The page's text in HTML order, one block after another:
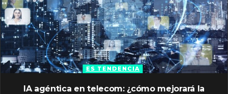
ES TENDENCIA
IA agéntica en telecom: ¿cómo mejorará la